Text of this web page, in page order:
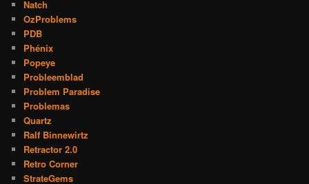
Natch
OzProblems
PDB
Phénix
Popeye
Probleemblad
Problem Paradise
Problemas
Quartz
Ralf Binnewirtz
Retractor 2.0
Retro Corner
StrateGems